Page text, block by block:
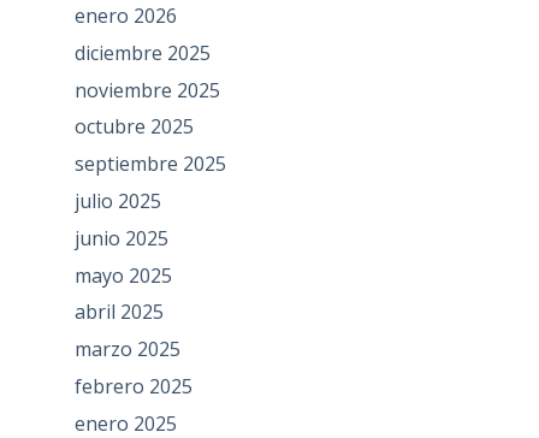
enero 2026
diciembre 2025
noviembre 2025
octubre 2025
septiembre 2025
julio 2025
junio 2025
mayo 2025
abril 2025
marzo 2025
febrero 2025
enero 2025